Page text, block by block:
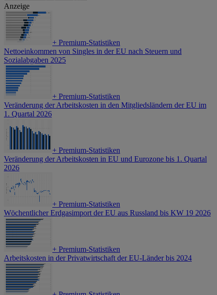
Anzeige
+ Premium-Statistiken
Nettoeinkommen von Singles in der EU nach Steuern und
Sozialabgaben 2025
+ Premium-Statistiken
Veränderung der Arbeitskosten in den Mitgliedsländern der EU im
1. Quartal 2026
+ Premium-Statistiken
Veränderung der Arbeitskosten in EU und Eurozone bis 1. Quartal
2026
+ Premium-Statistiken
Wöchentlicher Erdgasimport der EU aus Russland bis KW 19 2026
+ Premium-Statistiken
Arbeitskosten in der Privatwirtschaft der EU-Länder bis 2024